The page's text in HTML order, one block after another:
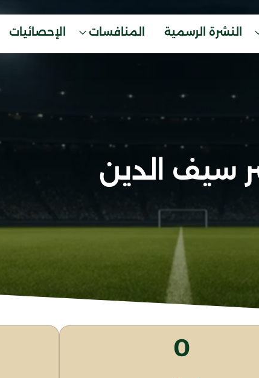
النشرة الرسمية المنافسات الإحصائيات
سيف الدين
0